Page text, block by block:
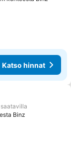
Katso hinnat
Binz